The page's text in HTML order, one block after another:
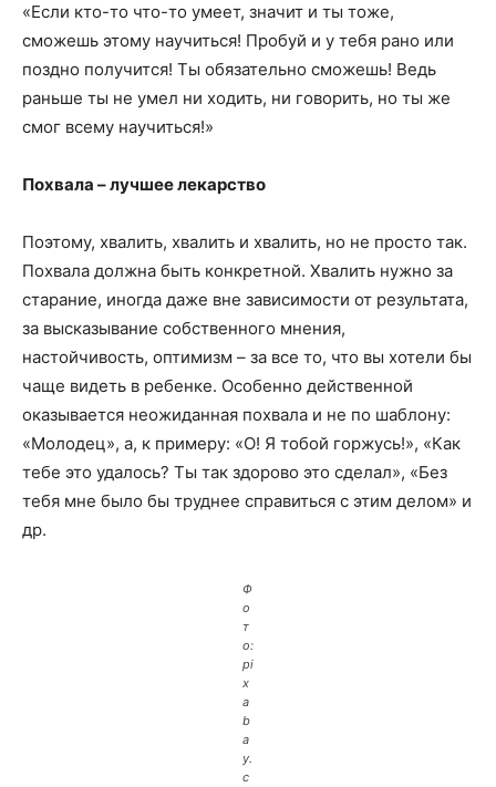
«Если кто-то что-то умеет, значит и ты тоже,
сможешь этому научиться! Пробуй и у тебя рано или
поздно получится! Ты обязательно сможешь! Ведь
раньше ты не умел ни ходить, ни говорить, но ты же
смог всему научиться!»
Похвала – лучшее лекарство
Поэтому, хвалить, хвалить и хвалить, но не просто так.
Похвала должна быть конкретной. Хвалить нужно за
старание, иногда даже вне зависимости от результата,
за высказывание собственного мнения,
настойчивость, оптимизм – за все то, что вы хотели бы
чаще видеть в ребенке. Особенно действенной
оказывается неожиданная похвала и не по шаблону:
«Молодец», а, к примеру: «О! Я тобой горжусь!», «Как
тебе это удалось? Ты так здорово это сделал», «Без
тебя мне было бы труднее справиться с этим делом» и
др.
Ф
о
т
о:
pi
x
a
b
a
y.
c